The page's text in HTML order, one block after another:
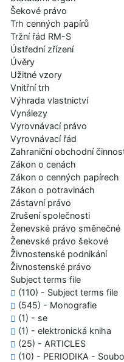
Šekové právo
Trh cenných papírů
Tržní řád RM-S
Ústřední zřízení
Úvěry
Užitné vzory
Vnitřní trh
Výhrada vlastnictví
Vynálezy
Vyrovnávací právo
Vyrovnávací řád
Zahraniční obchodní
Zákon o cenách
Zákon o cenných papírech
Zákon o potravinách
Zástavní právo
Zrušení společnosti
Ženevské právo směnečné
Ženevské právo šekové
Živnostenské podnikání
Živnostenské právo
Subject terms file
(110) - Subject terms file
(545) - Monografie
(1) - se
(1) - elektronická kniha
(25) - ARTICLES
(10) - PERIODIKA -